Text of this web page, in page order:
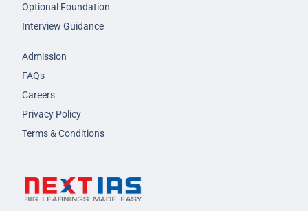
Optional Foundation
Interview Guidance
Admission
FAQs
Careers
Privacy Policy
Terms & Conditions